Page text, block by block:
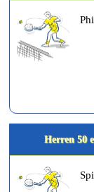
Herren 50